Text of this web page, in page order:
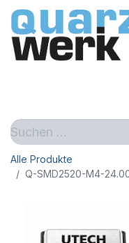
Alle Produkte
Q-SMD2520-M4-